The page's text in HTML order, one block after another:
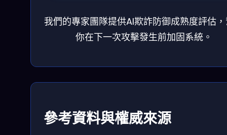
我們的專家團隊提供AI欺詐防御成熟度評估
你在下一次攻擊發生前加固系統。
參考資料與權威來源